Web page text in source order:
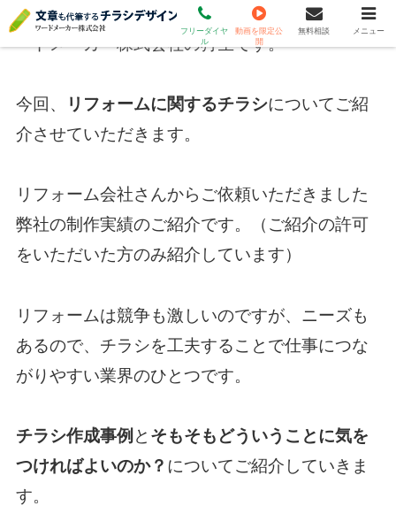
（受付時間 平日9時～18時 土日祝休）
こんにちは、コピーライティング専門会社・ワ
ードメーカー株式会社の狩生です。
今回、 リフォームに関するチラシについてご紹
介させていただきます。
リフォーム会社さんからご依頼いただきました
弊社の制作実績のご紹介です。（ご紹介の許可
をいただいた方のみ紹介しています）
リフォームは競争も激しいのですが、ニーズも
あるので、チラシを工夫することで仕事につな
がりやすい業界のひとつです。
チラシ作成事例 と そもそもどういうことに気を
つければよいのか？ についてご紹介していきま
す。
フリーダイヤ
ル
動画を限定公
開
無料相談 メニュー